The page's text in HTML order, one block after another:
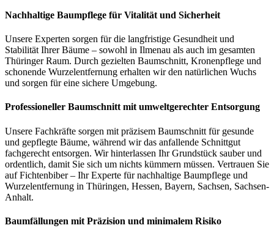
Nachhaltige Baumpflege für Vitalität und Sicherheit
Unsere Experten sorgen für die langfristige Gesundheit und
Stabilität Ihrer Bäume – sowohl in Ilmenau als auch im gesamten
Thüringer Raum. Durch gezielten Baumschnitt, Kronenpflege und
schonende Wurzelentfernung erhalten wir den natürlichen Wuchs
und sorgen für eine sichere Umgebung.
Professioneller Baumschnitt mit umweltgerechter Entsorgung
Unsere Fachkräfte sorgen mit präzisem Baumschnitt für gesunde
und gepflegte Bäume, während wir das anfallende Schnittgut
fachgerecht entsorgen. Wir hinterlassen Ihr Grundstück sauber und
ordentlich, damit Sie sich um nichts kümmern müssen. Vertrauen Sie
auf Fichtenbiber – Ihr Experte für nachhaltige Baumpflege und
Wurzelentfernung in Thüringen, Hessen, Bayern, Sachsen, Sachsen-
Anhalt.
Baumfällungen mit Präzision und minimalem Risiko